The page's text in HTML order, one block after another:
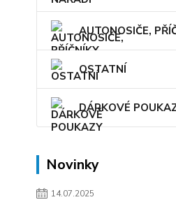
AUTONOSIČE,
OSTATNÍ
DÁRKOVÉ
Novinky
14.07.2025